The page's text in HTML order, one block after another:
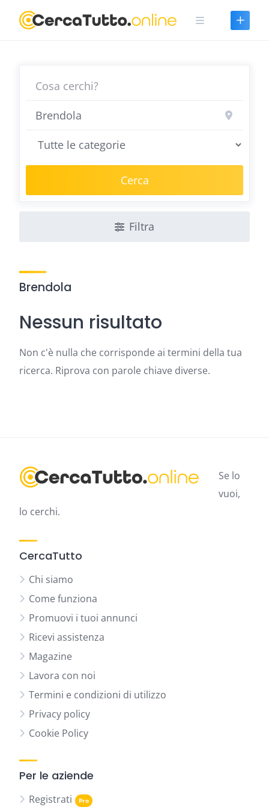
Cerca
Filtra
Brendola
Nessun risultato
Non c'è nulla che corrisponde ai termini della tua
ricerca. Riprova con parole chiave diverse.
Se lo
vuoi,
lo cerchi.
CercaTutto
Chi siamo
Come funziona
Promuovi i tuoi annunci
Ricevi assistenza
Magazine
Lavora con noi
Termini e condizioni di utilizzo
Privacy policy
Cookie Policy
Per le aziende
Registrati